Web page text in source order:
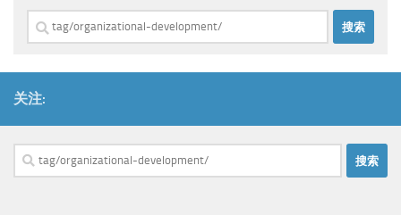
搜
索：
关注:
搜
索：